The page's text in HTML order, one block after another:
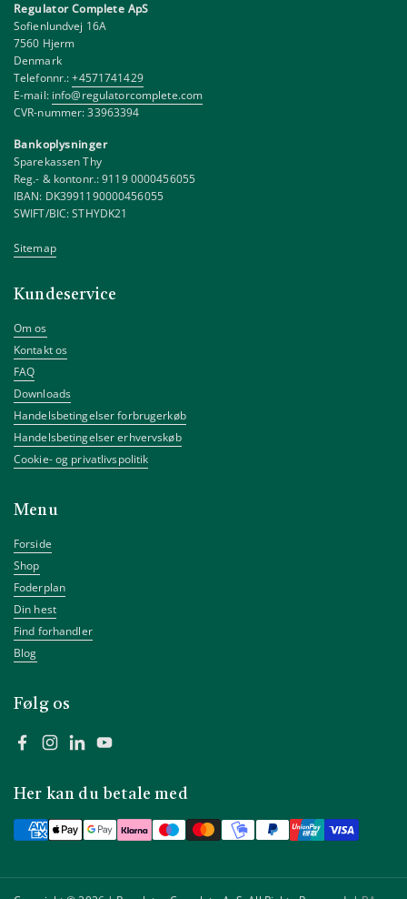
Regulator Complete ApS
Sofienlundvej 16A
7560 Hjerm
Denmark
Telefonnr.:+4571741429
E-mail: info@regulatorcomplete.com
CVR-nummer: 33963394
Bankoplysninger
Sparekassen Thy
Reg.- & kontonr.: 9119 0000456055
IBAN: DK3991190000456055
SWIFT/BIC: STHYDK21
Sitemap
Kundeservice
Om os
Kontakt os
FAQ
Downloads
Handelsbetingelser forbrugerkøb
Handelsbetingelser erhvervskøb
Cookie- og privatlivspolitik
Menu
Forside
Shop
Foderplan
Din hest
Find forhandler
Blog
Følg os
FacebookInstagram
LinkedInYouTube
Her kan du betale med